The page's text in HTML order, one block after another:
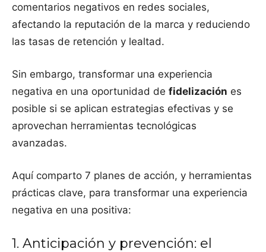
comentarios negativos en redes sociales,
afectando la reputación de la marca y reduciendo
las tasas de retención y lealtad.
Sin embargo, transformar una experiencia
negativa en una oportunidad de fidelización es
posible si se aplican estrategias efectivas y se
aprovechan herramientas tecnológicas
avanzadas.
Aquí comparto 7 planes de acción, y herramientas
prácticas clave, para transformar una experiencia
negativa en una positiva:
1. Anticipación y prevención: el